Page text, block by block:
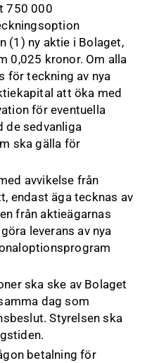
750 000
(1) ny aktie i Bolaget,
0,025 kronor. Om alla
för teckning av nya
att öka med
för eventuella
de sedvanliga
ska gälla för
avvikelse från
endast äga tecknas av
från aktieägarnas
leverans av nya
ska ske av Bolaget
dag som
Styrelsen ska
betalning för